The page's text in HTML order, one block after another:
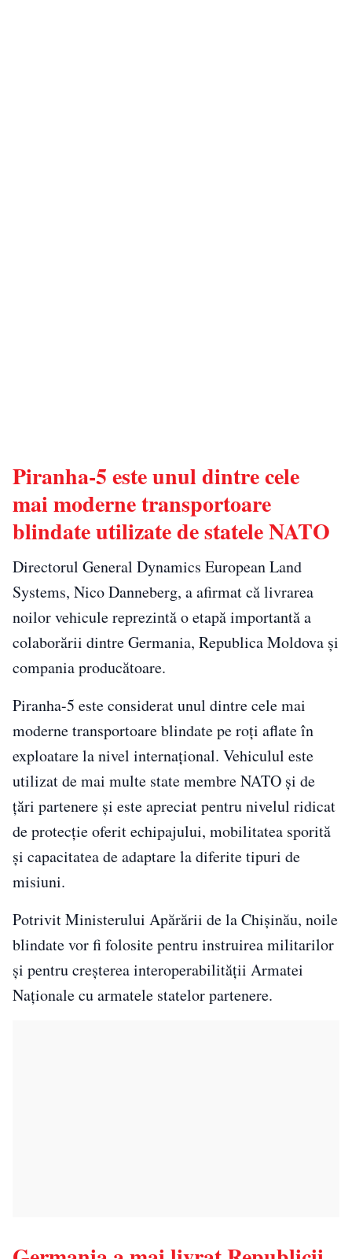
Piranha-5 este unul dintre cele
mai moderne transportoare
blindate utilizate de statele NATO
Directorul General Dynamics European Land
Systems, Nico Danneberg, a afirmat că livrarea
noilor vehicule reprezintă o etapă importantă a
colaborării dintre Germania, Republica Moldova și
compania producătoare.
Piranha-5 este considerat unul dintre cele mai
moderne transportoare blindate pe roți aflate în
exploatare la nivel internațional. Vehiculul este
utilizat de mai multe state membre NATO și de
țări partenere și este apreciat pentru nivelul ridicat
de protecție oferit echipajului, mobilitatea sporită
și capacitatea de adaptare la diferite tipuri de
misiuni.
Potrivit Ministerului Apărării de la Chișinău, noile
blindate vor fi folosite pentru instruirea militarilor
și pentru creșterea interoperabilității Armatei
Naționale cu armatele statelor partenere.